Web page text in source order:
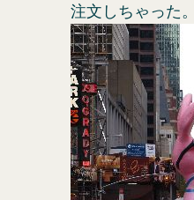
注文しちゃった